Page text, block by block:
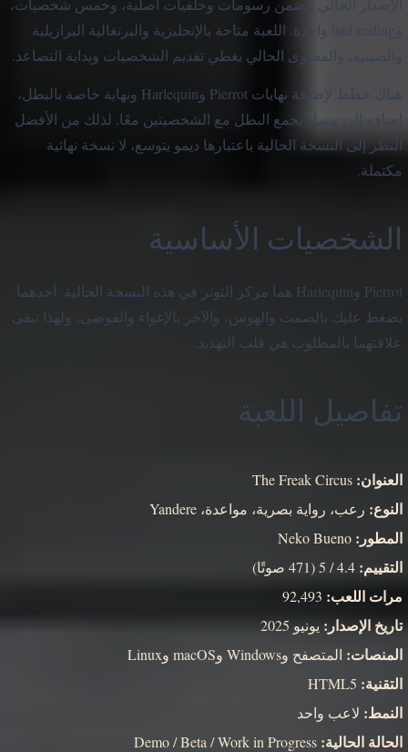
وbad ending واحدة. اللعبة متاحة بالإنجليزية والبرتغالية البرازيلية
والصينية، والمحتوى الحالي يغطي تقديم الشخصيات وبداية التصاعد.
هناك خطط لإضافة نهايات Pierrot وHarlequin ونهاية خاصة بالبطل،
إضافة إلى مسار يجمع البطل مع الشخصيتين معًا. لذلك من الأفضل
النظر إلى النسخة الحالية باعتبارها ديمو يتوسع، لا نسخة نهائية
مكتملة.
الشخصيات الأساسية
Pierrot وHarlequin هما مركز التوتر في هذه النسخة الحالية. أحدهما
يضغط عليك بالصمت والهوس، والآخر بالإغواء والفوضى، ولهذا تبقى
علاقتهما بالمطلوب هي قلب التهديد.
تفاصيل اللعبة
العنوان:
النوع: رعب، رواية بصرية، مواعدة، Yandere
المطور:
التقييم:
مرات اللعب:
تاريخ الإصدار: يونيو 2025
المنصات: المتصفح وWindows وmacOS وLinux
التقنية:
النمط: لاعب واحد
الحالة الحالية: